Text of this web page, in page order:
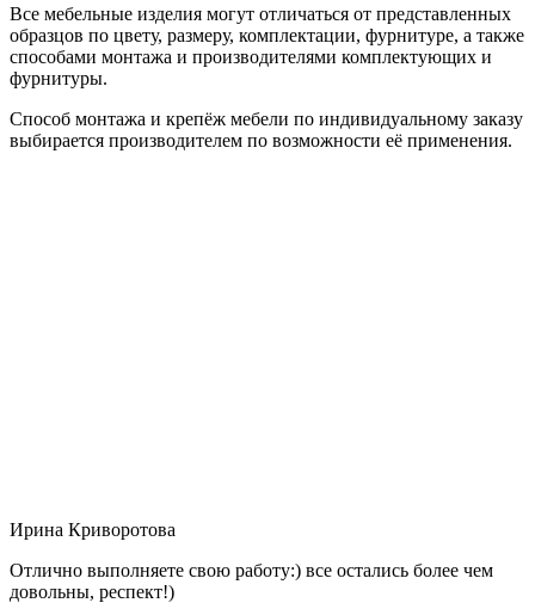
Все мебельные изделия могут отличаться от представленных
образцов по цвету, размеру, комплектации, фурнитуре, а также
способами монтажа и производителями комплектующих и
фурнитуры.
Способ монтажа и крепёж мебели по индивидуальному заказу
выбирается производителем по возможности её применения.
Ирина Криворотова
Отлично выполняете свою работу:) все остались более чем
довольны, респект!)